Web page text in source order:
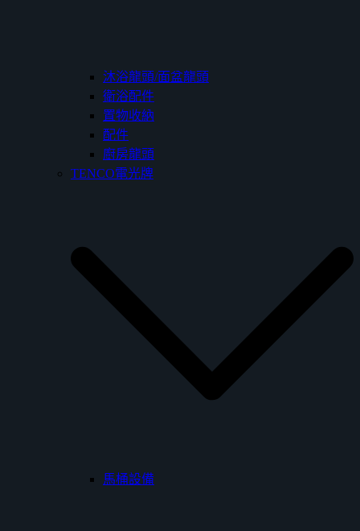
沐浴龍頭/面盆龍頭
衛浴配件
置物收納
配件
廚房龍頭
TENCO電光牌
馬桶設備